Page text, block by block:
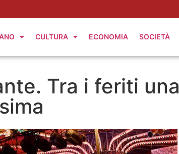
CULTURA ECONOMIA SOCIETÀ
Tra i feriti una